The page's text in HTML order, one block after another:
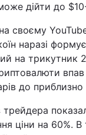
дійти до
своєму
наразі
на трикутник
до
трейдера
ціни на 60%.